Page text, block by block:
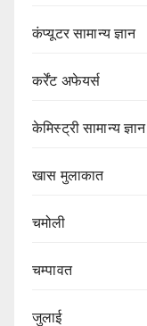
कंप्यूटर सामान्य ज्ञान
कर्रेंट अफेयर्स
केमिस्ट्री सामान्य ज्ञान
खास मुलाकात
चमोली
चम्पावत
जुलाई